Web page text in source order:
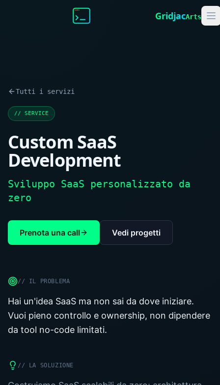
GridjacArts
Tutti i servizi
// SERVICE
Custom SaaS
Development
Sviluppo SaaS personalizzato da
zero
Prenota una call Vedi progetti
// IL PROBLEMA
Hai un'idea SaaS ma non sai da dove iniziare.
Vuoi pieno controllo e ownership, non dipendere
da tool no-code limitati.
// LA SOLUZIONE